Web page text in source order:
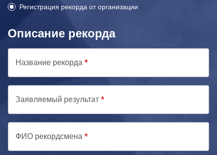
Регистрация рекорда от организации
Описание рекорда
Название рекорда
Заявляемый результат
ФИО рекордсмена